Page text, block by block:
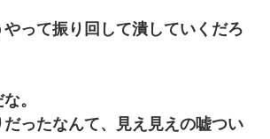
って振り回して潰していくだろ
。
ったなんて、見え見えの嘘つい